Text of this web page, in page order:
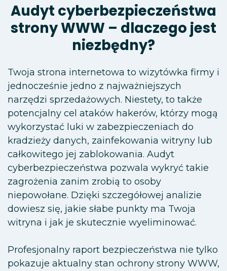
Audyt cyberbezpieczeństwa
strony WWW – dlaczego jest
niezbędny?
Twoja strona internetowa to wizytówka firmy i
jednocześnie jedno z najważniejszych
narzędzi sprzedażowych. Niestety, to także
potencjalny cel ataków hakerów, którzy mogą
wykorzystać luki w zabezpieczeniach do
kradzieży danych, zainfekowania witryny lub
całkowitego jej zablokowania. Audyt
cyberbezpieczeństwa pozwala wykryć takie
zagrożenia zanim zrobią to osoby
niepowołane. Dzięki szczegółowej analizie
dowiesz się, jakie słabe punkty ma Twoja
witryna i jak je skutecznie wyeliminować.
Profesjonalny raport bezpieczeństwa nie tylko
pokazuje aktualny stan ochrony strony WWW,